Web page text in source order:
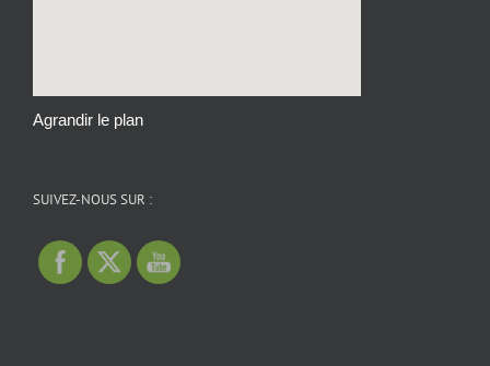
Agrandir le plan
SUIVEZ-NOUS SUR :